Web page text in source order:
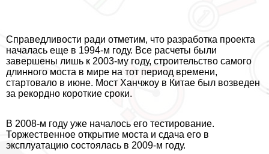
Справедливости ради отметим, что разработка проекта
началась еще в 1994-м году. Все расчеты были
завершены лишь к 2003-му году, строительство самого
длинного моста в мире на тот период времени,
стартовало в июне. Мост Ханчжоу в Китае был возведен
за рекордно короткие сроки.
В 2008-м году уже началось его тестирование.
Торжественное открытие моста и сдача его в
эксплуатацию состоялась в 2009-м году.